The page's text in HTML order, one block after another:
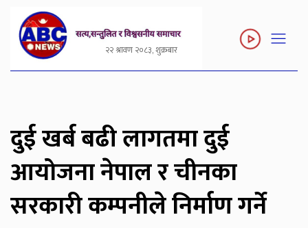
२२ श्रावण २०८३, शुक्रबार
दुई खर्ब बढी लागतमा दुई
आयोजना नेपाल र चीनका
सरकारी कम्पनीले निर्माण गर्ने